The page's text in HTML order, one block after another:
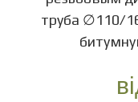
труба ∅110/